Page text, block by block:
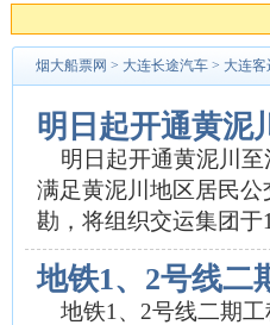
烟大船票网 > 大连长途汽车 > 大连客
明日起开通黄泥
明日起开通黄泥川至
满足黄泥川地区居民
勘，将组织交运集团于
地铁1、2号线二
地铁1、2号线二期工